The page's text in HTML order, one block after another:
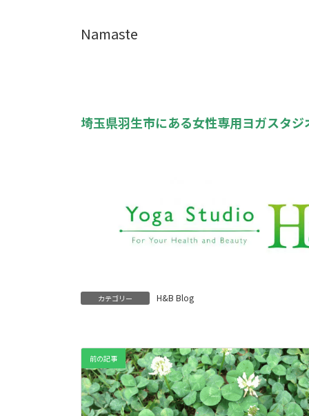
Namaste
埼玉県羽生市にある女性専用ヨガスタ
カテゴリー H&B Blog
前の記事